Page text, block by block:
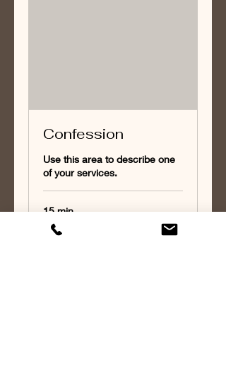
Confession
Use this area to describe one
of your services.
15 min.